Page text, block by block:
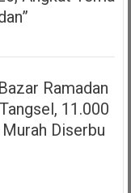
Ramadan
11.000
Diserbu